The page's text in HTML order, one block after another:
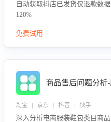
自动获取抖店已发货仅退款数
120%
免费试用
商品售后问题分析
淘宝 | 京东 | 抖音 | 快手
深入分析电商服装鞋包类目商